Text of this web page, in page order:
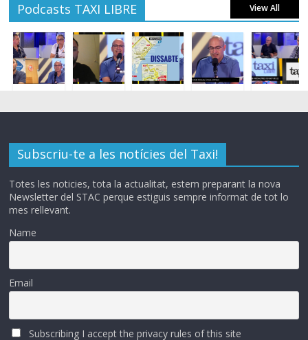
Podcasts TAXI LIBRE View All
Subscriu-te a les notícies del Taxi!
Totes les noticies, tota la actualitat, estem preparant la nova
Newsletter del STAC perque estiguis sempre informat de tot lo
mes rellevant.
Name
Email
Subscribing I accept the privacy rules of this site